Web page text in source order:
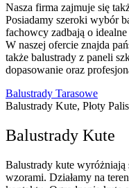
Nasza firma zajmuje się
Posiadamy szeroki wybór
fachowcy zadbają o
W naszej ofercie znajda
także balustrady z paneli
dopasowanie oraz
Balustrady Tarasowe
Balustrady Kute, Płoty
Balustrady Kute
Balustrady kute
wzorami. Działamy na